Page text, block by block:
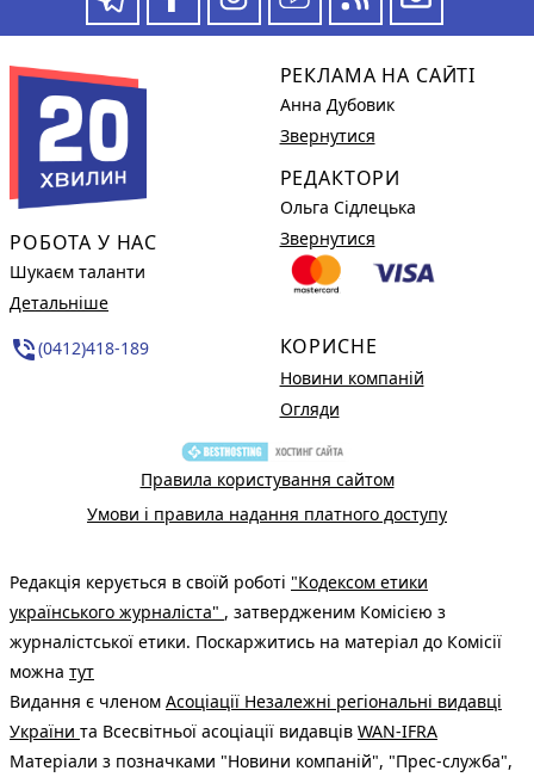
РОБОТА У НАС
Шукаєм таланти
Детальніше
phone_in_talk(0412)418-189
РЕКЛАМА НА САЙТІ
Анна Дубовик
Звернутися
РЕДАКТОРИ
Ольга Сідлецька
Звернутися
КОРИСНЕ
Новини компаній
Огляди
Правила користування сайтом
Умови і правила надання платного доступу
Редакція керується в своїй роботі "Кодексом етики
українського журналіста" , затвердженим Комісією з
журналістської етики. Поскаржитись на матеріал до Комісії
можна тут
Видання є членом Асоціації Незалежні регіональні видавці
України та Всесвітньої асоціації видавців WAN-IFRA
Матеріали з позначками "Новини компаній", "Прес-служба",